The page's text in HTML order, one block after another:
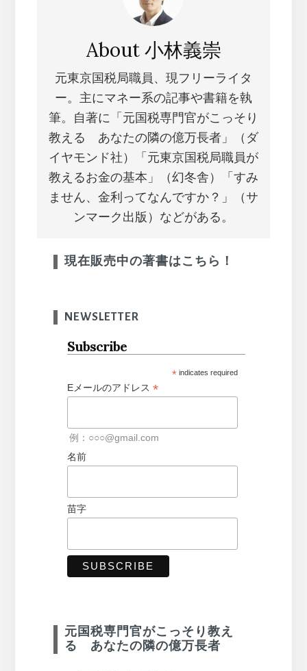
About小林義崇
元東京国税局職員、現フリーライタ
ー。主にマネー系の記事や書籍を執
筆。自著に「元国税専門官がこっそり
教える あなたの隣の億万長者」（ダ
イヤモンド社）「元東京国税局職員が
教えるお金の基本」（幻冬舎）「すみ
ません、金利ってなんですか？」（サ
ンマーク出版）などがある。
現在販売中の著書はこちら！
NEWSLETTER
Subscribe
* indicates required
Eメールのアドレス *
例：○○○@gmail.com
名前
苗字
元国税専門官がこっそり教え
る あなたの隣の億万長者